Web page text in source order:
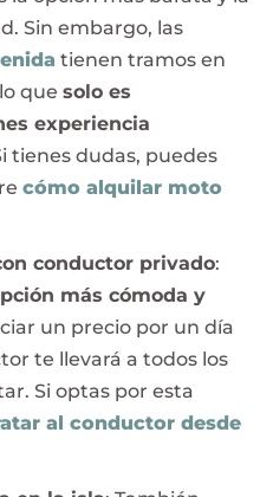
Sin embargo, las
tienen tramos en
que solo es
experiencia
tienes dudas, puedes
cómo alquilar moto
conductor privado:
más cómoda y
un precio por un día
te llevará a todos los
Si optas por esta
al conductor desde